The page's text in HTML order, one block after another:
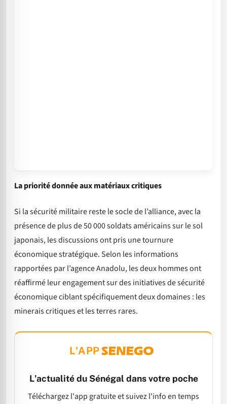
La priorité donnée aux matériaux critiques
Si la sécurité militaire reste le socle de l’alliance, avec la
présence de plus de 50 000 soldats américains sur le sol
japonais, les discussions ont pris une tournure
économique stratégique. Selon les informations
rapportées par l’agence Anadolu, les deux hommes ont
réaffirmé leur engagement sur des initiatives de sécurité
économique ciblant spécifiquement deux domaines : les
minerais critiques et les terres rares.
L'APP
L'actualité du Sénégal dans votre poche
Téléchargez l'app gratuite et suivez l'info en temps